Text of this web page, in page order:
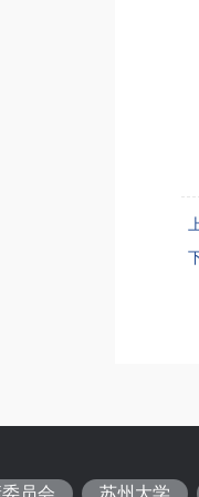
员会 苏州大学